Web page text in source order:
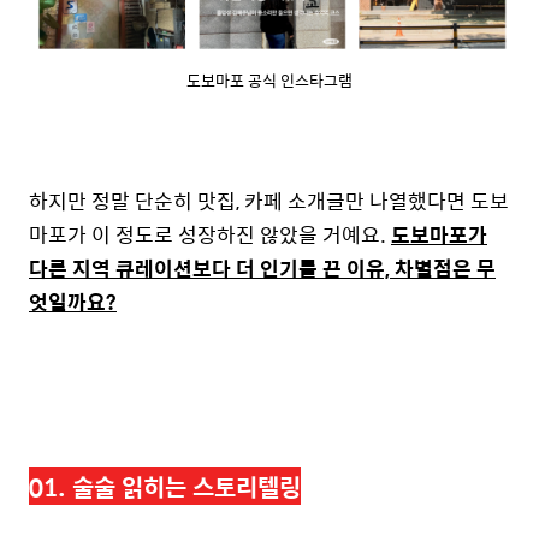
도보마포 공식 인스타그램
하지만 정말 단순히 맛집, 카페 소개글만 나열했다면 도보
마포가 이 정도로 성장하진 않았을 거예요.도보마포가
다른 지역 큐레이션보다 더 인기를 끈 이유, 차별점은 무
엇일까요?
01. 술술 읽히는 스토리텔링